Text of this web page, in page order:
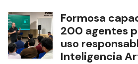
Formosa
200 agentes
uso
Inteligencia